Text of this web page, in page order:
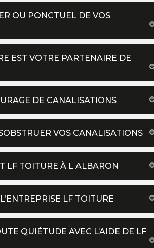
OU PONCTUEL DE VOS
EST VOTRE PARTENAIRE DE
DE CANALISATIONS
VOS CANALISATIONS
LF TOITURE À L ALBARON
LF TOITURE
QUIÉTUDE AVEC L’AIDE DE LF